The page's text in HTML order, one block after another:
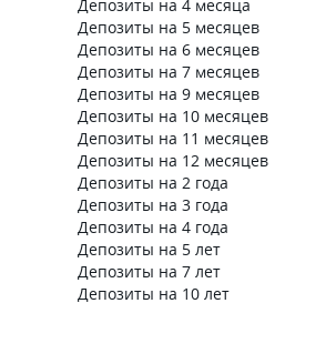
Депозиты на 4 месяца
Депозиты на 5 месяцев
Депозиты на 6 месяцев
Депозиты на 7 месяцев
Депозиты на 9 месяцев
Депозиты на 10 месяцев
Депозиты на 11 месяцев
Депозиты на 12 месяцев
Депозиты на 2 года
Депозиты на 3 года
Депозиты на 4 года
Депозиты на 5 лет
Депозиты на 7 лет
Депозиты на 10 лет